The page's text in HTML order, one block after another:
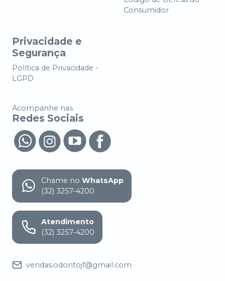
Consumidor
Privacidade e
Segurança
Política de Privacidade -
LGPD
Acompanhe nas
Redes Sociais
Chame no WhatsApp
(32) 3257-4200
Atendimento
(32) 3257-4200
vendas.odontojf@gmail.com